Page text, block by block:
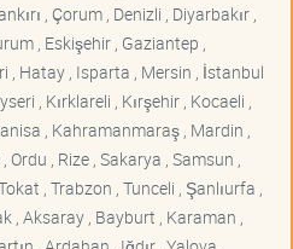
, Çorum , Denizli , Diyarbakır ,
, Eskişehir , Gaziantep ,
, Hatay , Isparta , Mersin , İstanbul
, Kırklareli , Kırşehir , Kocaeli ,
, Kahramanmaraş , Mardin ,
, Rize , Sakarya , Samsun ,
, Trabzon , Tunceli , Şanlıurfa ,
, Aksaray , Bayburt , Karaman ,